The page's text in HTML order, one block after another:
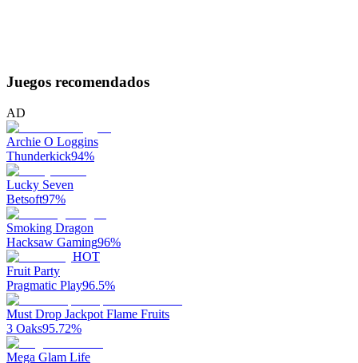
Juegos recomendados
AD
Archie O Loggins
Thunderkick94%
Lucky Seven
Betsoft97%
Smoking Dragon
Hacksaw Gaming96%
HOT
Fruit Party
Pragmatic Play96.5%
Must Drop Jackpot Flame Fruits
3 Oaks95.72%
Mega Glam Life